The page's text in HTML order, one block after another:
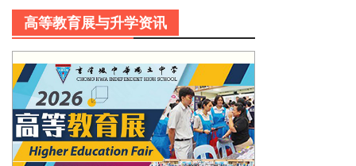
高等教育展与升学资讯